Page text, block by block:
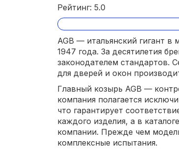
Рейтинг: 5.0
AGB — итальянский гигант
1947 года. За десятилетия
законодателем стандартов.
для дверей и окон
Главный козырь AGB —
компания полагается
что гарантирует
каждого изделия, а в
компании. Прежде чем
комплексные испытания.